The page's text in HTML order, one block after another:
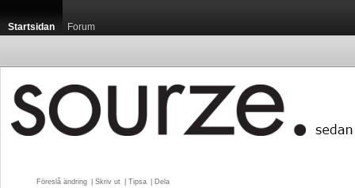
Startsidan Forum
Föreslå ändring Skriv ut Tipsa Dela